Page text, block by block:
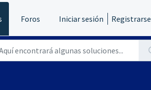
Foros Iniciar sesión Registrarse